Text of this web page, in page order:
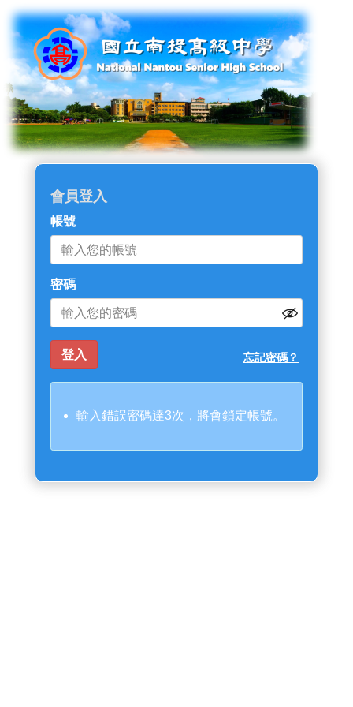
會員登入
帳號
密碼
忘記密碼？
輸入錯誤密碼達3次，將會鎖定帳號。